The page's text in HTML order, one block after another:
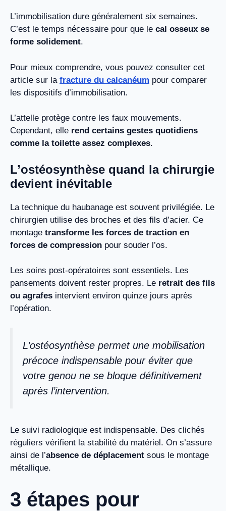
L’immobilisation dure généralement six semaines.
C’est le temps nécessaire pour que le cal osseux se
forme solidement.
Pour mieux comprendre, vous pouvez consulter cet
article sur la fracture du calcanéum pour comparer
les dispositifs d’immobilisation.
L’attelle protège contre les faux mouvements.
Cependant, elle rend certains gestes quotidiens
comme la toilette assez complexes.
L’ostéosynthèse quand la chirurgie
devient inévitable
La technique du haubanage est souvent privilégiée. Le
chirurgien utilise des broches et des fils d’acier. Ce
montage transforme les forces de traction en
forces de compression pour souder l’os.
Les soins post-opératoires sont essentiels. Les
pansements doivent rester propres. Le retrait des fils
ou agrafes intervient environ quinze jours après
l’opération.
L’ostéosynthèse permet une mobilisation
précoce indispensable pour éviter que
votre genou ne se bloque définitivement
après l’intervention.
Le suivi radiologique est indispensable. Des clichés
réguliers vérifient la stabilité du matériel. On s’assure
ainsi de l’absence de déplacement sous le montage
métallique.
3 étapes pour